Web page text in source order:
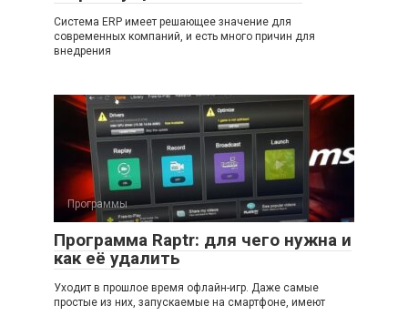
Система ERP имеет решающее значение для
современных компаний, и есть много причин для
внедрения
Программы
Программа Raptr: для чего нужна и
как её удалить
Уходит в прошлое время офлайн-игр. Даже самые
простые из них, запускаемые на смартфоне, имеют